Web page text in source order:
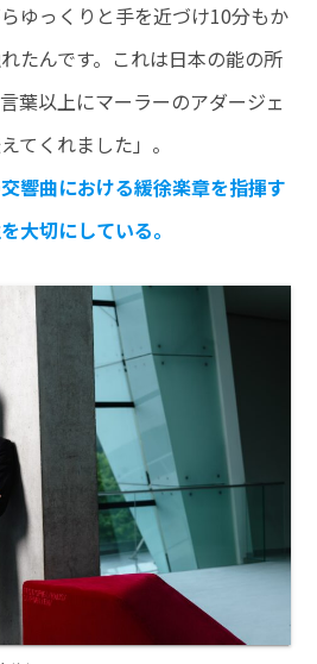
ゆっくりと手を近づけ10分もか
たんです。これは日本の能の所
葉以上にマーラーのアダージェ
てくれました」。
響曲における緩徐楽章を指揮す
大切にしている。